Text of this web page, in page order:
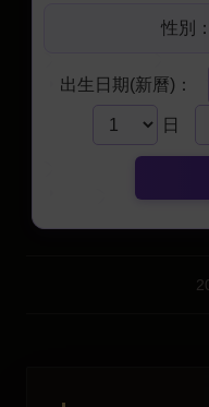
性別：
出生日期(新曆)：
日